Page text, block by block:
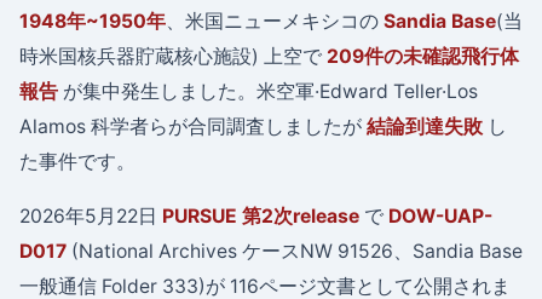
1948年~1950年 、米国ニューメキシコの Sandia Base(当
時米国核兵器貯蔵核心施設) 上空で 209件の未確認飛行体
報告 が集中発生しました。米空軍·Edward Teller·Los
Alamos 科学者らが合同調査しましたが 結論到達失敗 し
た事件です。
2026年5月22日 PURSUE 第2次release で DOW-UAP-
D017 (National Archives ケースNW 91526、Sandia Base
一般通信 Folder 333)が 116ページ文書として公開されま